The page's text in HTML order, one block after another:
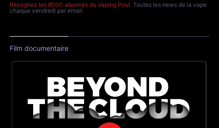
Rejoignez les 8000 abonnés du Vaping Post. Toutes les news de la vape
chaque vendredi par email.
Film documentaire